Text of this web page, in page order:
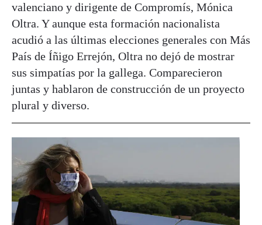
valenciano y dirigente de Compromís, Mónica
Oltra. Y aunque esta formación nacionalista
acudió a las últimas elecciones generales con Más
País de Íñigo Errejón, Oltra no dejó de mostrar
sus simpatías por la gallega. Comparecieron
juntas y hablaron de construcción de un proyecto
plural y diverso.